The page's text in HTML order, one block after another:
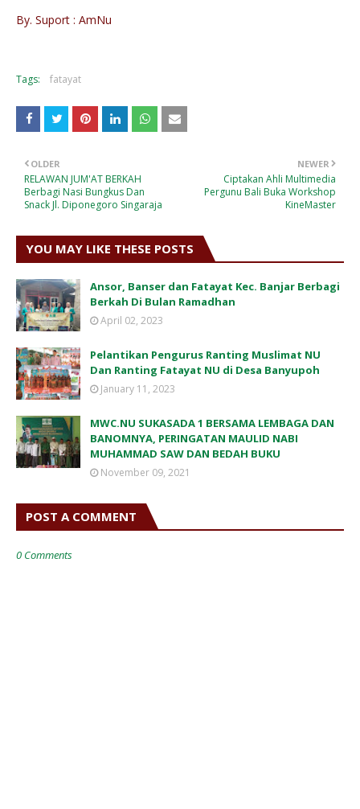
By. Suport : AmNu
Tags: fatayat
NEWER
Ciptakan Ahli Multimedia
Pergunu Bali Buka Workshop
KineMaster
OLDER
RELAWAN JUM'AT BERKAH
Berbagi Nasi Bungkus Dan
Snack Jl. Diponegoro Singaraja
YOU MAY LIKE THESE POSTS
Ansor, Banser dan Fatayat Kec. Banjar Berbagi
Berkah Di Bulan Ramadhan
April 02, 2023
Pelantikan Pengurus Ranting Muslimat NU
Dan Ranting Fatayat NU di Desa Banyupoh
January 11, 2023
MWC.NU SUKASADA 1 BERSAMA LEMBAGA DAN
BANOMNYA, PERINGATAN MAULID NABI
MUHAMMAD SAW DAN BEDAH BUKU
November 09, 2021
POST A COMMENT
0 Comments